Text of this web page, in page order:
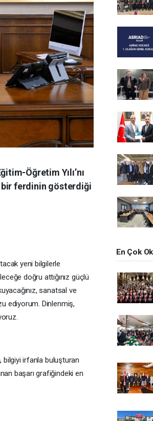
Öğretim Yılı’nı
bir ferdinin gösterdiği
yeni bilgilerle
doğru attığınız güçlü
sanatsal ve
ediyorum. Dinlenmiş,
bilgiyi irfanla buluşturan
başarı grafiğindeki en
En Çok